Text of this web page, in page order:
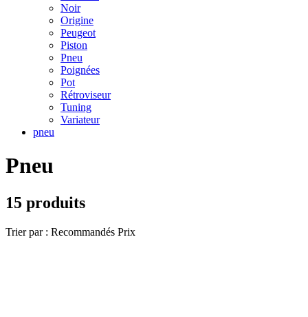
Noir
Origine
Peugeot
Piston
Pneu
Poignées
Pot
Rétroviseur
Tuning
Variateur
pneu
Pneu
15 produits
Trier par : Recommandés Prix